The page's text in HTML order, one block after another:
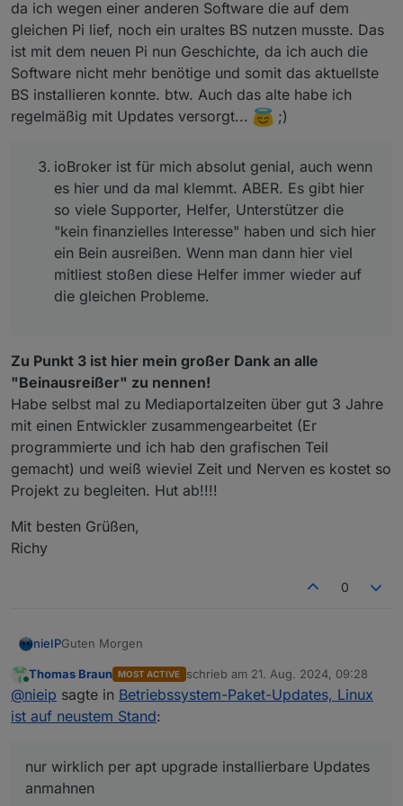
Interesse" haben und sich hier ein Bein ausreißen.
Wenn man dann hier viel mitliest stoßen diese
Helfer immer wieder auf die gleichen Probleme.
a) veraltete Adapter
b) veraltetetes ungepflegtes Betriebssystem
c) ominöse Erklärungen "wie was gemacht wird"
da ich wegen einer anderen Software die auf dem
gleichen Pi lief, noch ein uraltes BS nutzen musste. Das
ist mit dem neuen Pi nun Geschichte, da ich auch die
Software nicht mehr benötige und somit das aktuellste
BS installieren konnte. btw. Auch das alte habe ich
regelmäßig mit Updates versorgt...
;)
ioBroker ist für mich absolut genial, auch wenn
es hier und da mal klemmt. ABER. Es gibt hier
so viele Supporter, Helfer, Unterstützer die
"kein finanzielles Interesse" haben und sich hier
ein Bein ausreißen. Wenn man dann hier viel
mitliest stoßen diese Helfer immer wieder auf
die gleichen Probleme.
Zu Punkt 3 ist hier mein großer Dank an alle
"Beinausreißer" zu nennen!
Habe selbst mal zu Mediaportalzeiten über gut 3 Jahre
mit einen Entwickler zusammengearbeitet (Er
programmierte und ich hab den grafischen Teil
gemacht) und weiß wieviel Zeit und Nerven es kostet so
Projekt zu begleiten. Hut ab!!!!
Mit besten Grüßen,
Richy
0
nieIPGuten Morgen
ich finde Hinweise zum Betriebssystem grundsätzlich
richtig und wichtig.
Aber bitte nicht jedes mal, wenn ich den Admin im
eine Warteschleife existiert ud ich auch nicht mit
gesonderten Parametern von apt alle anstehenden
Updates installieren kann. Also setht eigentlich immer
Deshalb würde auch ich es begrüssen , wenn die
das betriebssstem als Grundlage von ioBroker möglichst
aktuell zu halten.
Da sehe ich aber auch Spielraum für Kompromisse
anmahnen
schönen RestSonntag dann noch
Online
Thomas Braun MOST ACTIVE schrieb am 21. Aug. 2024, 09:28
zuletzt editiert von
@nieip sagte in Betriebssystem-Paket-Updates, Linux
ist auf neustem Stand:
nur wirklich per apt upgrade installierbare Updates
anmahnen